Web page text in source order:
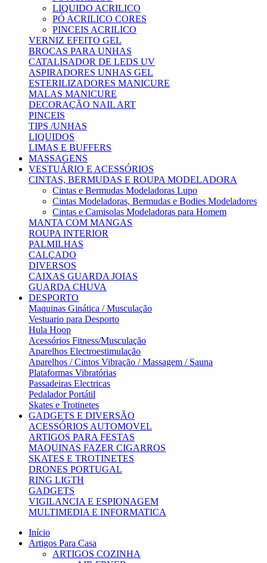
LIQUIDO ACRILICO
PÓ ACRILICO CORES
PINCEIS ACRILICO
VERNIZ EFEITO GEL
BROCAS PARA UNHAS
CATALISADOR DE LEDS UV
ASPIRADORES UNHAS GEL
ESTERILIZADORES MANICURE
MALAS MANICURE
DECORAÇÃO NAIL ART
PINCEIS
TIPS /UNHAS
LIQUIDOS
LIMAS E BUFFERS
MASSAGENS
VESTUÁRIO E ACESSÓRIOS
CINTAS, BERMUDAS E ROUPA MODELADORA
Cintas e Bermudas Modeladoras Lupo
Cintas Modeladoras, Bermudas e Bodies Modeladores
Cintas e Camisolas Modeladoras para Homem
MANTA COM MANGAS
ROUPA INTERIOR
PALMILHAS
CALÇADO
DIVERSOS
CAIXAS GUARDA JOIAS
GUARDA CHUVA
DESPORTO
Maquinas Ginática / Musculação
Vestuario para Desporto
Hula Hoop
Acessórios Fitness/Musculação
Aparelhos Electroestimulação
Aparelhos / Cintos Vibração / Massagem / Sauna
Plataformas Vibratórias
Passadeiras Electricas
Pedalador Portátil
Skates e Trotinetes
GADGETS E DIVERSÃO
ACESSÓRIOS AUTOMOVEL
ARTIGOS PARA FESTAS
MAQUINAS FAZER CIGARROS
SKATES E TROTINETES
DRONES PORTUGAL
RING LIGTH
GADGETS
VIGILANCIA E ESPIONAGEM
MULTIMEDIA E INFORMATICA
Início
Artigos Para Casa
ARTIGOS COZINHA